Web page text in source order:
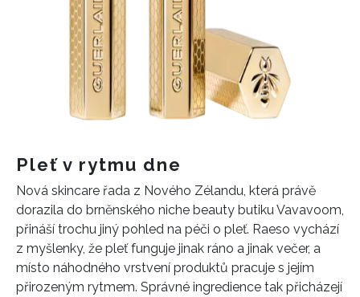
Pleť v rytmu dne
Nová skincare řada z Nového Zélandu, která právě
dorazila do brněnského niche beauty butiku Vavavoom,
přináší trochu jiný pohled na péči o pleť. Raeso vychází
z myšlenky, že pleť funguje jinak ráno a jinak večer, a
místo náhodného vrstvení produktů pracuje s jejím
přirozeným rytmem. Správné ingredience tak přicházejí